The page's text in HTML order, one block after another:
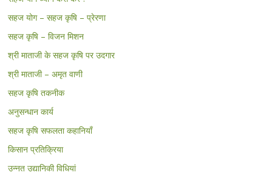
सहज योग – सहज कृषि – प्रेरणा
सहज कृषि – विजन मिशन
श्री माताजी के सहज कृषि पर उदगार
श्री माताजी – अमृत वाणी
सहज कृषि तकनीक
अनुसन्धान कार्य
सहज कृषि सफलता कहानियाँ
किसान प्रतिक्रिया
उन्नत उद्यानिकी विधियां